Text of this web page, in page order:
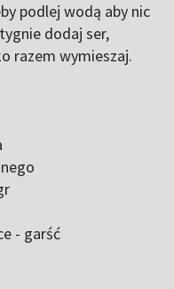
podlej wodą aby nic
dodaj ser,
razem wymieszaj.
- garść